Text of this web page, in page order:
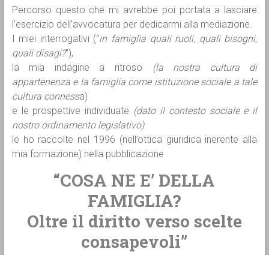
Percorso questo che mi avrebbe poi portata a lasciare
l’esercizio dell’avvocatura per dedicarmi alla mediazione.
I miei interrogativi (“in famiglia quali ruoli, quali bisogni,
quali disagi?”),
la mia indagine a ritroso (la nostra cultura di
appartenenza e la famiglia come istituzione sociale a tale
cultura connessa)
e le prospettive individuate (dato il contesto sociale e il
nostro ordinamento legislativo)
le ho raccolte nel 1996 (nell’ottica giuridica inerente alla
mia formazione) nella pubblicazione
“COSA NE E’ DELLA
FAMIGLIA?
Oltre il diritto verso scelte
consapevoli”